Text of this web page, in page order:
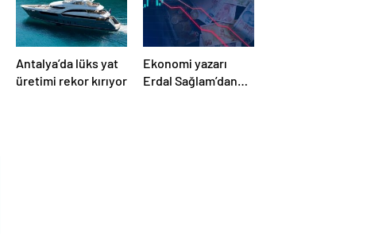
Antalya’da lüks yat
üretimi rekor kırıyor
Ekonomi yazarı
Erdal Sağlam’dan